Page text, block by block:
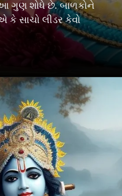
આ ગુણ શોધે છે. બાળકોને
કે સાચો લીડર કેવો